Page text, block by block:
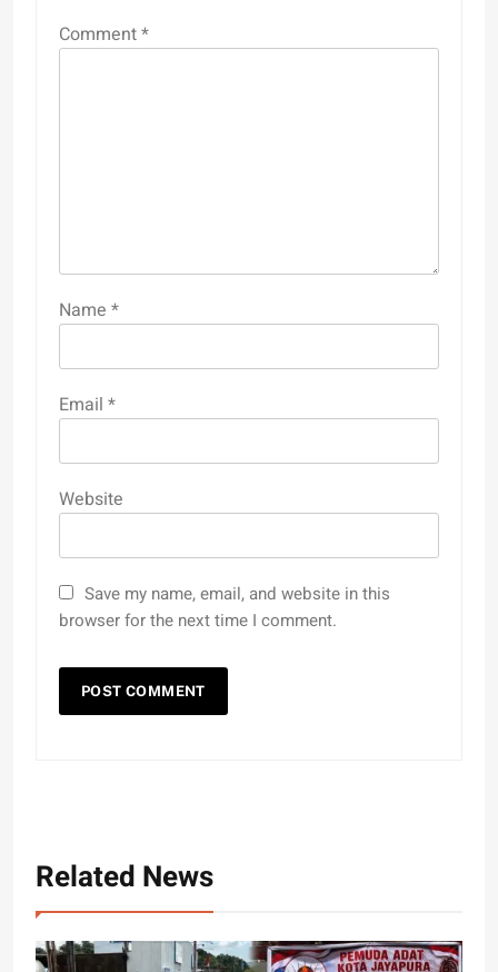
Comment*
Name *
Email *
Website
Save my name, email, and website in this
browser for the next time I comment.
Related News